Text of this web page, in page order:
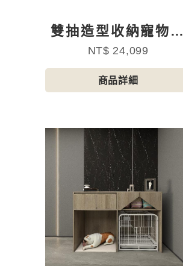
雙抽造型收納寵物狗
狗犬櫃-側邊通風款
NT$ 24,099
商品詳細